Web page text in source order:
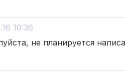
10:36
не планируется